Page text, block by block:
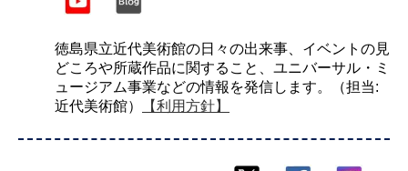
徳島県立近代美術館の日々の出来事、イベントの見
どころや所蔵作品に関すること、ユニバーサル・ミ
ュージアム事業などの情報を発信します。（担当:
近代美術館）
【利用方針】